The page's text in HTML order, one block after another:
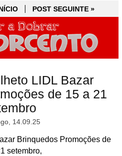
POST SEGUINTE »
LIDL Bazar
de 15 a 21
14.09.25
Brinquedos Promoções de
setembro,
POST SEGUINTE »